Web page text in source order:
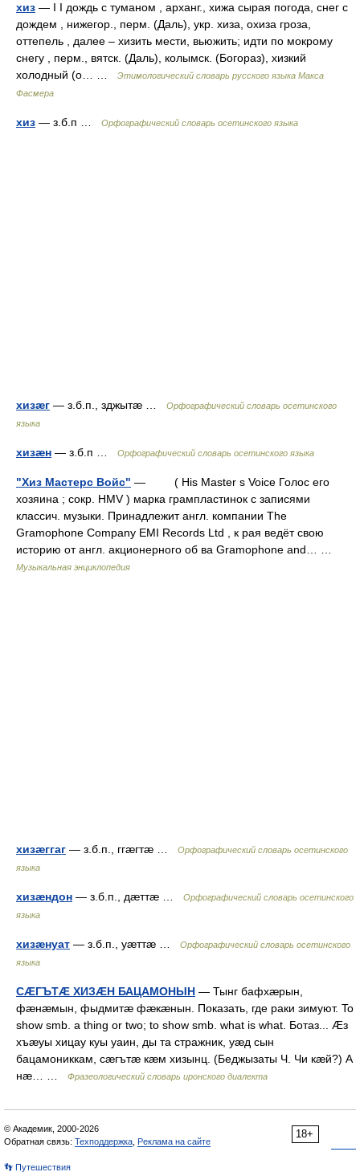
хиз — I I дождь с туманом , арханг., хижа сырая погода, снег с
дождем , нижегор., перм. (Даль), укр. хиза, охиза гроза,
оттепель , далее – хизить мести, вьюжить; идти по мокрому
снегу , перм., вятск. (Даль), колымск. (Богораз), хизкий
холодный (о… …
Этимологический словарь русского языка Макса
Фасмера
хиз — з.б.п … Орфографический словарь осетинского языка
хизæг — з.б.п., зджытæ …
Орфографический словарь осетинского
языка
хизæн — з.б.п … Орфографический словарь осетинского языка
"Хиз Мастерс Войс" — ( His Master s Voice Голос его
хозяина ; сокр. HMV ) марка грампластинок с записями
классич. музыки. Принадлежит англ. компании The
Gramophone Company EMI Records Ltd , к рая ведёт свою
историю от англ. акционерного об ва Gramophone and… …
Музыкальная энциклопедия
хизæггаг — з.б.п., ггæгтæ …
Орфографический словарь осетинского
языка
хизæндон — з.б.п., дæттæ …
Орфографический словарь осетинского
языка
хизæнуат — з.б.п., уæттæ …
Орфографический словарь осетинского
языка
СÆГЪТÆ ХИЗÆН БАЦАМОНЫН — Тынг бафхæрын,
фæнæмын, фыдмитæ фæкæнын. Показать, где раки зимуют. To
show smb. a thing or two; to show smb. what is what. Ботаз... Æз
хъæуы хицау куы уаин, ды та стражник, уæд сын
бацамониккам, сæгътæ кæм хизынц. (Беджызаты Ч. Чи кæй?) А
нæ… …
Фразеологический словарь иронского диалекта
18+
© Академик, 2000-2026
Обратная связь: Техподдержка Реклама на сайте
👣 Путешествия